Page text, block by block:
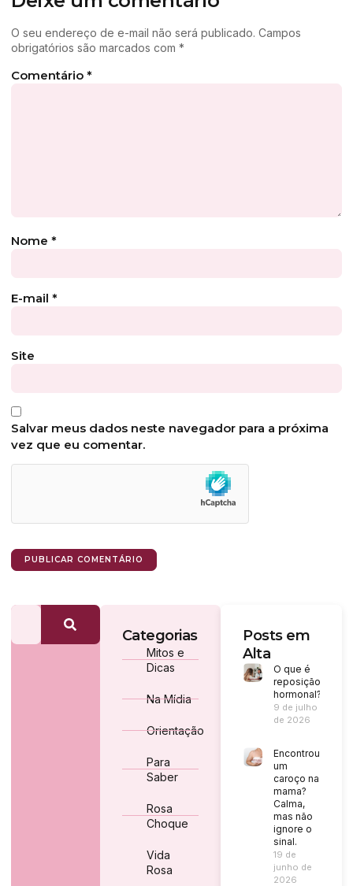
O seu endereço de e-mail não será publicado. Campos
obrigatórios são marcados com *
Comentário *
Nome *
E-mail *
Site
Salvar meus dados neste navegador para a próxima
vez que eu comentar.
Categorias
Mitos e
Dicas
Na Mídia
Orientação
Para
Saber
Rosa
Choque
Vida
Rosa
Posts em
Alta
O que é
reposição
hormonal?
9 de julho
de 2026
Encontrou
um
caroço na
mama?
Calma,
mas não
ignore o
sinal.
19 de
junho de
2026